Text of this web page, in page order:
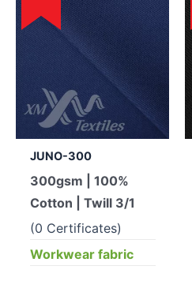
JUNO-300
300gsm | 100%
Cotton | Twill 3/1
(0 Certificates)
Workwear fabric